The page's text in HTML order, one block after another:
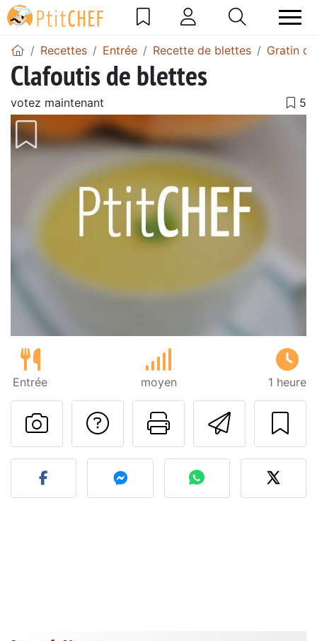
Recettes Entrée Recette de blettes Gratin
Clafoutis de blettes
votez maintenant
Entrée moyen 1 heure
Imprimer
Poser une
Publier votre photo de